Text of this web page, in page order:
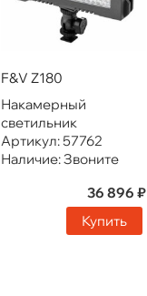
F&V Z180
Накамерный
светильник
Артикул:57762
Наличие:Звоните
36 896 ₽
Купить